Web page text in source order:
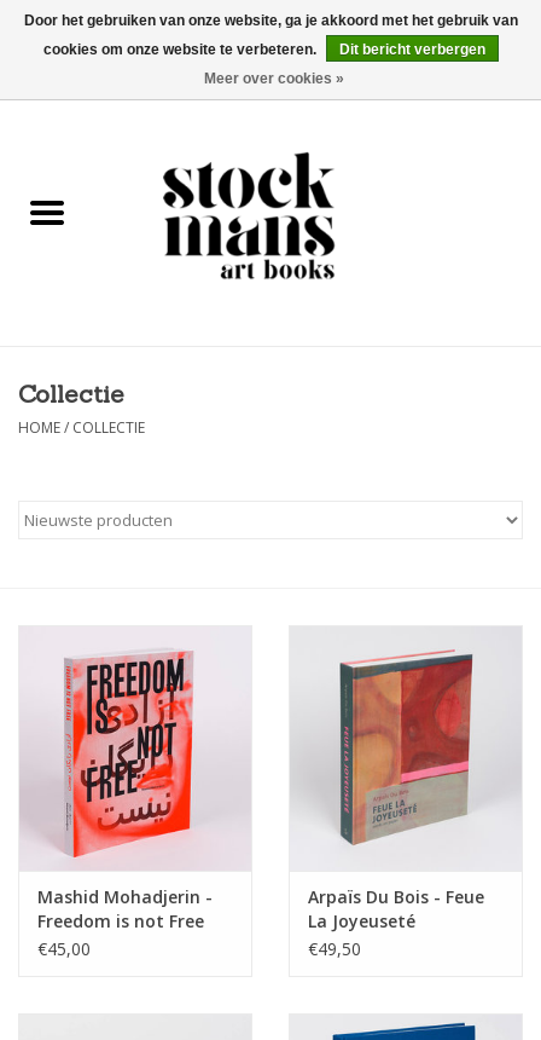
0 Artikelen - €0,00
KALENDERS
Collectie
HOME/ COLLECTIE
Mashid Mohadjerin -
Freedom is not Free
€45,00
Arpaïs Du Bois - Feue
La Joyeuseté
€49,50
Door het gebruiken van onze website, ga je akkoord met het gebruik van
cookies om onze website te verbeteren.
Dit bericht verbergen
Meer over cookies »